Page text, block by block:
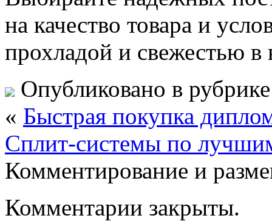
на качество товара и
прохладой и свежестью
Опубликовано в
« Быстрая покупка
Сплит-системы по
Комментирование и
Комментарии закрыты.